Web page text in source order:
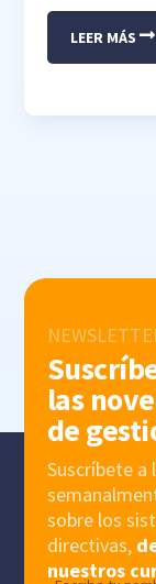
LEER MÁS
las
de
Suscríbete a
sobre los
directivas,
nuestros